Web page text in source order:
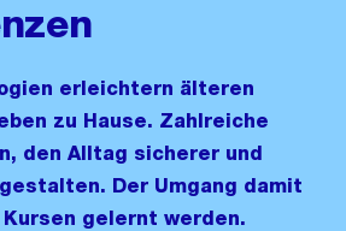
erleichtern älteren
zu Hause. Zahlreiche
den Alltag sicherer und
Der Umgang damit
gelernt werden.